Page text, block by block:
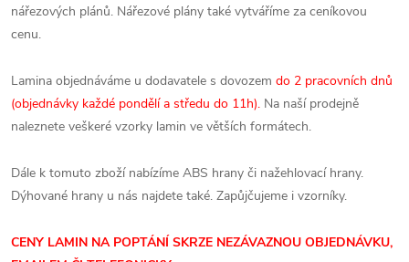
nářezových plánů. Nářezové plány také vytváříme za ceníkovou
cenu.
Lamina objednáváme u dodavatele s dovozem do 2 pracovních dnů
(objednávky každé pondělí a středu do 11h). Na naší prodejně
naleznete veškeré vzorky lamin ve větších formátech.
Dále k tomuto zboží nabízíme ABS hrany či nažehlovací hrany.
Dýhované hrany u nás najdete také. Zapůjčujeme i vzorníky.
CENY LAMIN NA POPTÁNÍ SKRZE NEZÁVAZNOU OBJEDNÁVKU,